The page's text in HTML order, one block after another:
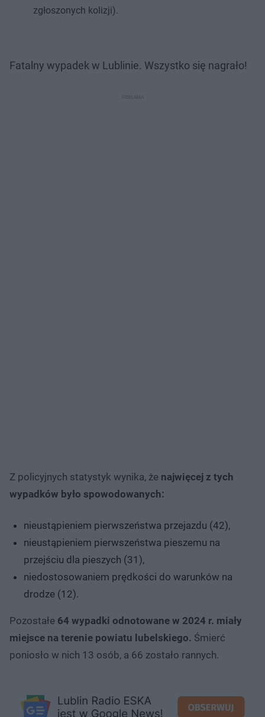
zgłoszonych kolizji).
Fatalny wypadek w Lublinie. Wszystko się nagrało!
Z policyjnych statystyk wynika, że najwięcej z tych
wypadków było spowodowanych:
nieustąpieniem pierwszeństwa przejazdu (42),
nieustąpieniem pierwszeństwa pieszemu na
przejściu dla pieszych (31),
niedostosowaniem prędkości do warunków na
drodze (12).
Pozostałe 64 wypadki odnotowane w 2024 r. miały
miejsce na terenie powiatu lubelskiego. Śmierć
poniosło w nich 13 osób, a 66 zostało rannych.